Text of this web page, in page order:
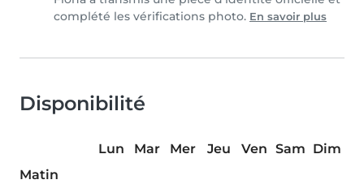
complété les vérifications photo. En savoir plus
Disponibilité
Lun Mar Mer Jeu Ven Sam Dim
Matin